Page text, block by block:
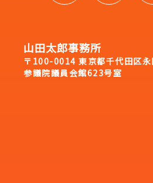
山田太郎事務所
〒100-0014 東京都千代田区
参議院議員会館623号室